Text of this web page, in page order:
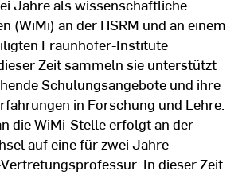
Jahre als wissenschaftliche
(WiMi) an der HSRM und an einem
Fraunhofer-Institute
Zeit sammeln sie unterstützt
Schulungsangebote und ihre
in Forschung und Lehre.
die WiMi-Stelle erfolgt an der
auf eine für zwei Jahre
In dieser Zeit